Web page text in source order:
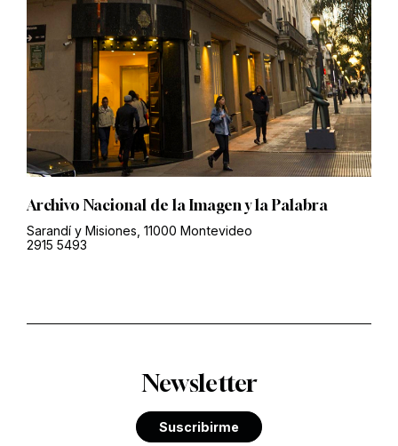
Archivo Nacional de la Imagen y la Palabra
Sarandí y Misiones, 11000 Montevideo
2915 5493
Newsletter
Suscribirme